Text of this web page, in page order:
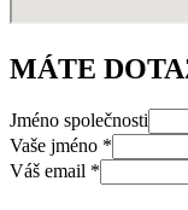
MÁTE
Jméno společnosti
Vaše jméno *
Váš email *